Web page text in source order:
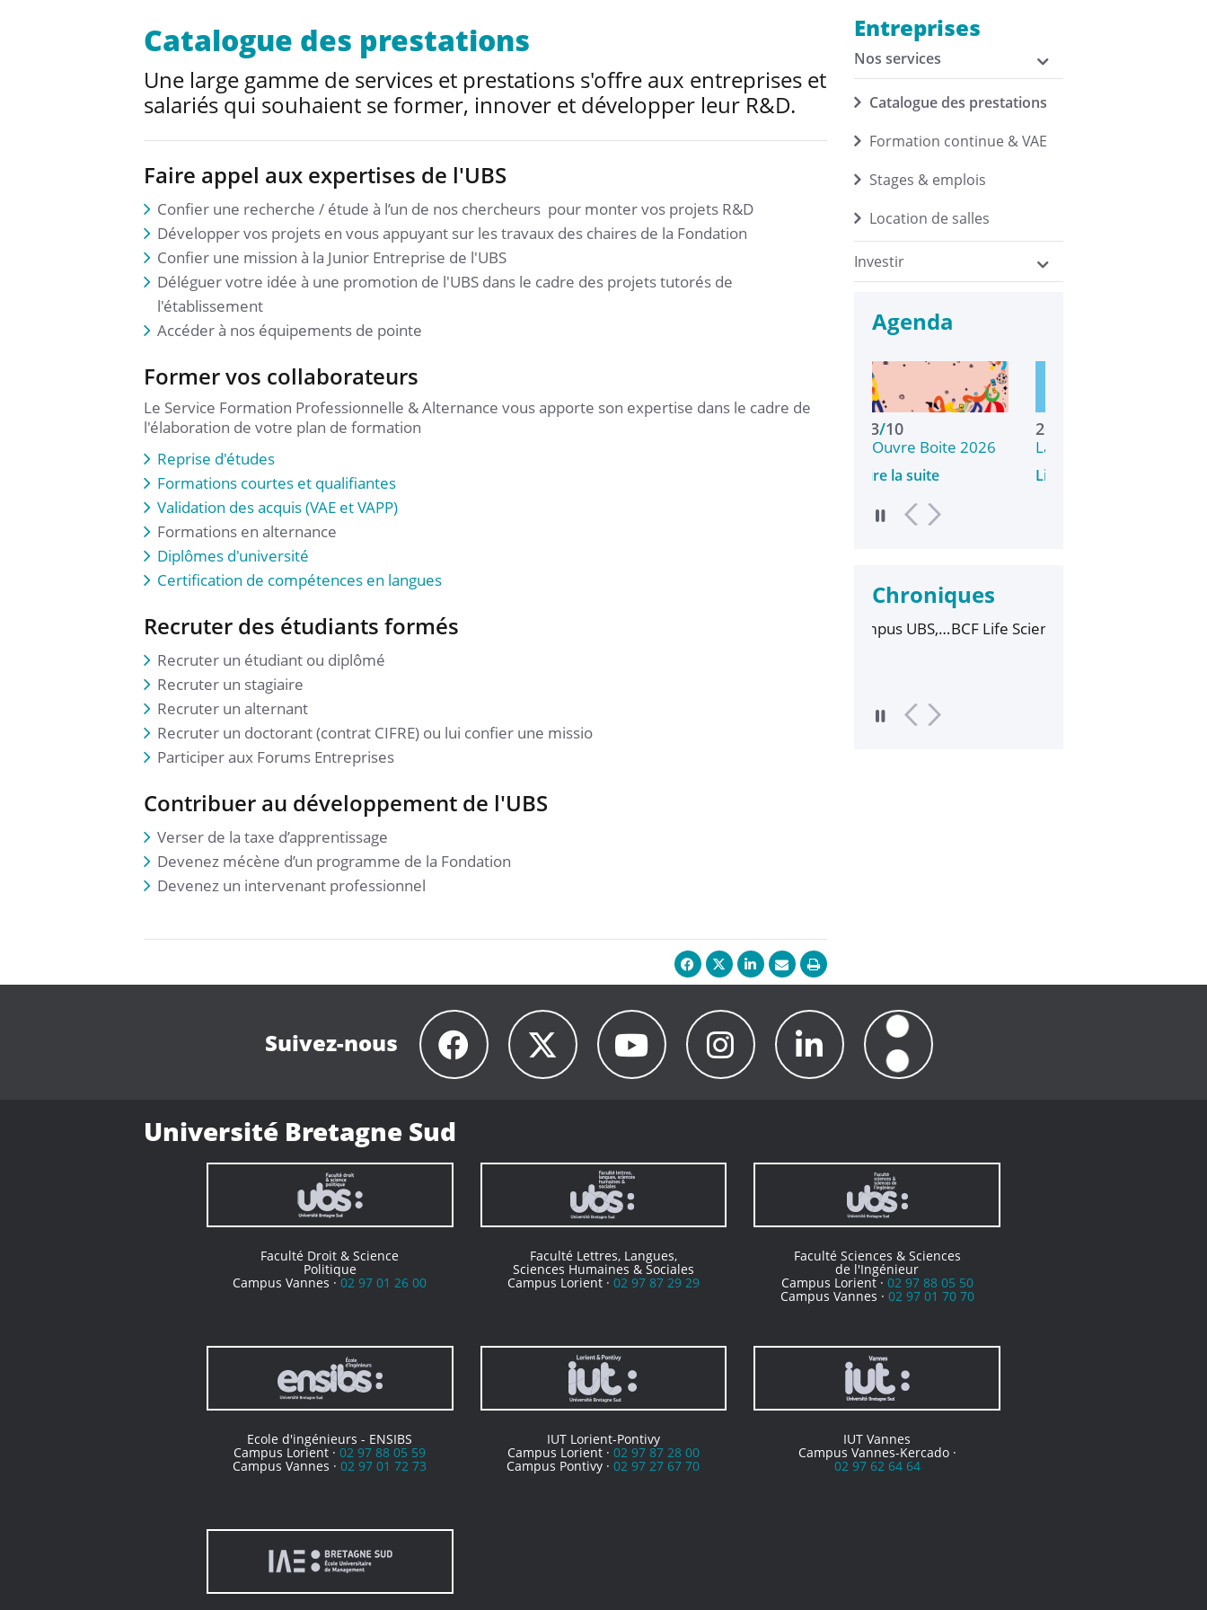
Catalogue des prestations
Une large gamme de services et prestations s'offre aux entreprises et
salariés qui souhaient se former, innover et développer leur R&D.
Faire appel aux expertises de l'UBS
Confier une recherche / étude à l’un de nos chercheurs pour monter vos projets R&D
Développer vos projets en vous appuyant sur les travaux des chaires de la Fondation
Confier une mission à la Junior Entreprise de l'UBS
Déléguer votre idée à une promotion de l'UBS dans le cadre des projets tutorés de
l'établissement
Accéder à nos équipements de pointe
Former vos collaborateurs
Le Service Formation Professionnelle & Alternance vous apporte son expertise dans le cadre de
l'élaboration de votre plan de formation
Reprise d'études
Formations courtes et qualifiantes
Validation des acquis (VAE et VAPP)
Formations en alternance
Diplômes d'université
Certification de compétences en langues
Recruter des étudiants formés
Recruter un étudiant ou diplômé
Recruter un stagiaire
Recruter un alternant
Recruter un doctorant (contrat CIFRE) ou lui confier une missio
Participer aux Forums Entreprises
Contribuer au développement de l'UBS
Verser de la taxe d’apprentissage
Devenez mécène d’un programme de la Fondation
Devenez un intervenant professionnel
Entreprises
Nos services
Catalogue des prestations
Formation continue & VAE
Stages & emplois
Location de salles
Investir
Agenda
L'Ouvre Boite 2026
21/
La campagne de la…
Lire la suite
Chroniques
BCF Life Sciences
Suivez-nous
Université Bretagne Sud
Faculté Droit & Science
Politique
Campus Vannes ·02 97 01 26 00
Faculté Lettres, Langues,
Sciences Humaines & Sociales
Campus Lorient · 02 97 87 29 29
Faculté Sciences & Sciences
de l'Ingénieur
Campus Lorient · 02 97 88 05 50
Campus Vannes · 02 97 01 70 70
Ecole d'ingénieurs - ENSIBS
Campus Lorient ·02 97 88 05 59
Campus Vannes ·02 97 01 72 73
IUT Lorient-Pontivy
Campus Lorient · 02 97 87 28 00
Campus Pontivy ·02 97 27 67 70
IUT Vannes
Campus Vannes-Kercado ·
02 97 62 64 64